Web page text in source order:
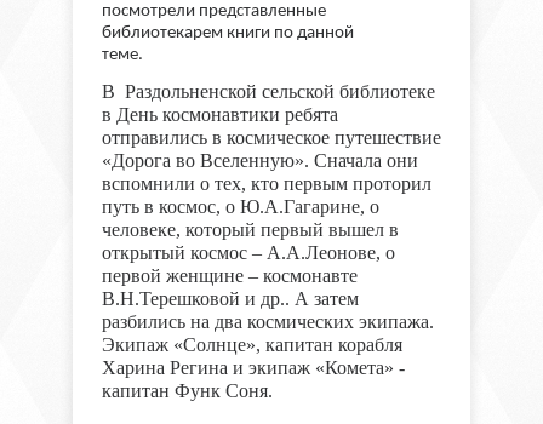
посмотрели представленные
библиотекарем книги по данной
теме.
В Раздольненской сельской библиотеке
в День космонавтики ребята
отправились в космическое путешествие
«Дорога во Вселенную». Сначала они
вспомнили о тех, кто первым проторил
путь в космос, о Ю.А.Гагарине, о
человеке, который первый вышел в
открытый космос – А.А.Леонове, о
первой женщине – космонавте
В.Н.Терешковой и др.. А затем
разбились на два космических экипажа.
Экипаж «Солнце», капитан корабля
Харина Регина и экипаж «Комета» -
капитан Функ Соня.